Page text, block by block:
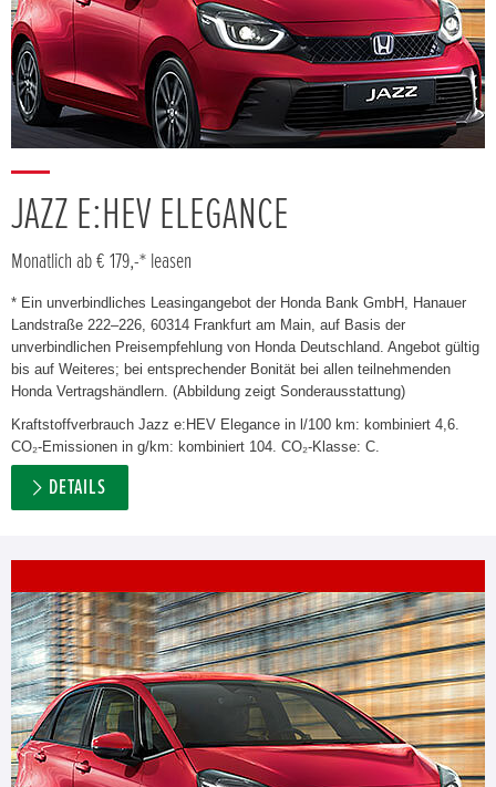
JAZZ E:HEV ELEGANCE
Monatlich ab € 179,-* leasen
* Ein unverbindliches Leasingangebot der Honda Bank GmbH, Hanauer
Landstraße 222–226, 60314 Frankfurt am Main, auf Basis der
unverbindlichen Preisempfehlung von Honda Deutschland. Angebot gültig
bis auf Weiteres; bei entsprechender Bonität bei allen teilnehmenden
Honda Vertragshändlern. (Abbildung zeigt Sonderausstattung)
Kraftstoffverbrauch Jazz e:HEV Elegance in l/100 km: kombiniert 4,6.
CO₂-Emissionen in g/km: kombiniert 104. CO₂-Klasse: C.
DETAILS